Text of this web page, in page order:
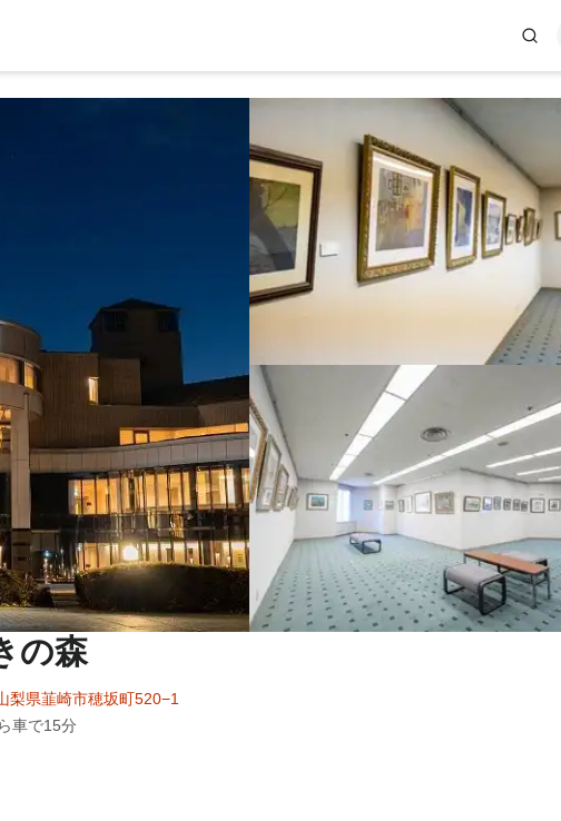
の森
梨県韮崎市穂坂町520−1
車で15分